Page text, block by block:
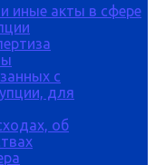
иные акты в сфере
с
для
об